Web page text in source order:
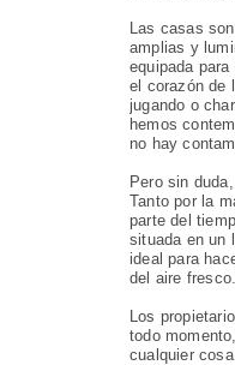
Las casas
amplias y
equipada
el corazón de
jugando o
hemos
no hay
Pero sin
Tanto por la
parte del
situada en un
ideal para
del aire fresco.
Los
todo
cualquier